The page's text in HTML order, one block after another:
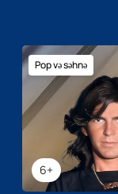
6+
Pop və səhnə